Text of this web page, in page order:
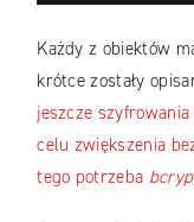
Każdy z obiektów
krótce zostały
jeszcze
celu zwiększenia
tego potrzeba